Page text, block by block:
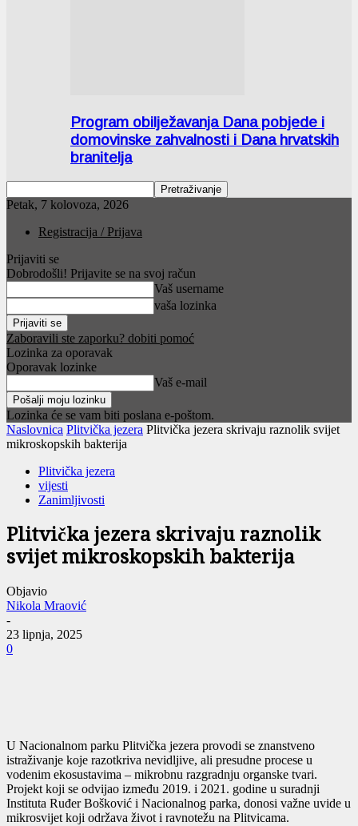
Program obilježavanja Dana pobjede i
domovinske zahvalnosti i Dana hrvatskih
branitelja
Petak, 7 kolovoza, 2026
Registracija / Prijava
Prijaviti se
Dobrodošli! Prijavite se na svoj račun
Vaš username
vaša lozinka
Zaboravili ste zaporku? dobiti pomoć
Lozinka za oporavak
Oporavak lozinke
Vaš e-mail
Lozinka će se vam biti poslana e-poštom.
Naslovnica Plitvička jezera Plitvička jezera skrivaju raznolik svijet
mikroskopskih bakterija
Plitvička jezera
vijesti
Zanimljivosti
Plitvička jezera skrivaju raznolik
svijet mikroskopskih bakterija
Objavio
Nikola Mraović
-
23 lipnja, 2025
0
U Nacionalnom parku Plitvička jezera provodi se znanstveno
istraživanje koje razotkriva nevidljive, ali presudne procese u
vodenim ekosustavima – mikrobnu razgradnju organske tvari.
Projekt koji se odvijao između 2019. i 2021. godine u suradnji
Instituta Ruđer Bošković i Nacionalnog parka, donosi važne uvide u
mikrosvijet koji održava život i ravnotežu na Plitvicama.